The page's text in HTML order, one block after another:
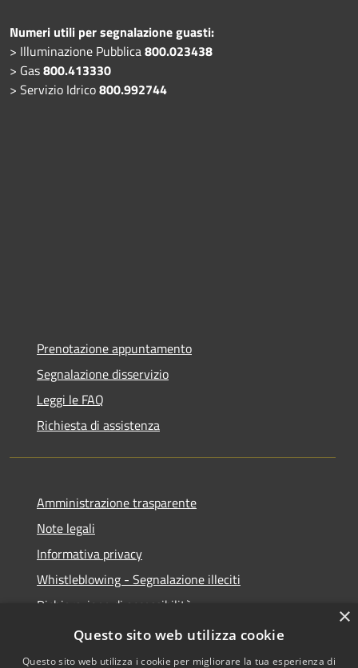
Numeri utili per segnalazione guasti:
> Illuminazione Pubblica800.023438
> Gas800.413330
> Servizio Idrico800.992744
Prenotazione appuntamento
Segnalazione disservizio
Leggi le FAQ
Richiesta di assistenza
Amministrazione trasparente
Note legali
Informativa privacy
Whistleblowing - Segnalazione illeciti
Dichiarazione di accessibilità
Obiettivi di acessibilità
×
Questo sito web utilizza cookie
Questo sito web utilizza i cookie per migliorare la tua esperienza di